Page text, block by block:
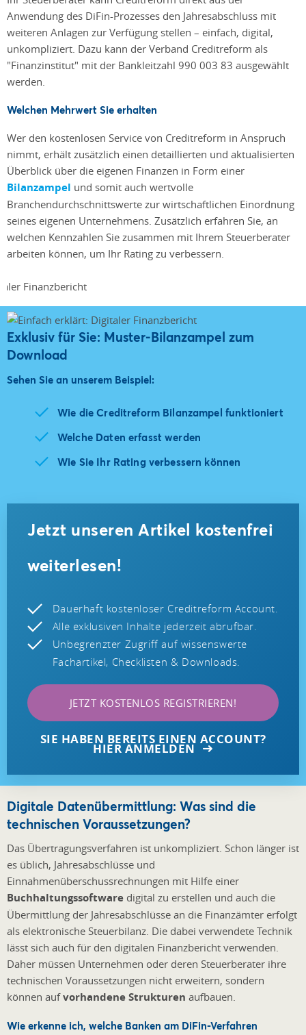
Anwendung des DiFin-Prozesses den Jahresabschluss mit
weiteren Anlagen zur Verfügung stellen – einfach, digital,
unkompliziert. Dazu kann der Verband Creditreform als
"Finanzinstitut" mit der Bankleitzahl 990 003 83 ausgewählt
werden.
Welchen Mehrwert Sie erhalten
Wer den kostenlosen Service von Creditreform in Anspruch
nimmt, erhält zusätzlich einen detaillierten und aktualisierten
Überblick über die eigenen Finanzen in Form einer
Bilanzampel und somit auch wertvolle
Branchendurchschnittswerte zur wirtschaftlichen Einordnung
seines eigenen Unternehmens. Zusätzlich erfahren Sie, an
welchen Kennzahlen Sie zusammen mit Ihrem Steuerberater
arbeiten können, um Ihr Rating zu verbessern.
Exklusiv für Sie: Muster-Bilanzampel zum
Download
Sehen Sie an unserem Beispiel:
Wie die Creditreform Bilanzampel funktioniert
Welche Daten erfasst werden
Wie Sie Ihr Rating verbessern können
Jetzt unseren Artikel kostenfrei
weiterlesen!
Dauerhaft kostenloser Creditreform Account.
Alle exklusiven Inhalte jederzeit abrufbar.
Unbegrenzter Zugriff auf wissenswerte
Fachartikel, Checklisten & Downloads.
JETZT KOSTENLOS REGISTRIEREN!
SIE HABEN BEREITS EINEN ACCOUNT?
HIER ANMELDEN
Digitale Datenübermittlung: Was sind die
technischen Voraussetzungen?
Das Übertragungsverfahren ist unkompliziert. Schon länger ist
es üblich, Jahresabschlüsse und
Einnahmenüberschussrechnungen mit Hilfe einer
Buchhaltungssoftware digital zu erstellen und auch die
Übermittlung der Jahresabschlüsse an die Finanzämter erfolgt
als elektronische Steuerbilanz. Die dabei verwendete Technik
lässt sich auch für den digitalen Finanzbericht verwenden.
Daher müssen Unternehmen oder deren Steuerberater ihre
technischen Voraussetzungen nicht erweitern, sondern
können aufvorhandene Strukturen aufbauen.
Wie erkenne ich, welche Banken am DiFin-Verfahren